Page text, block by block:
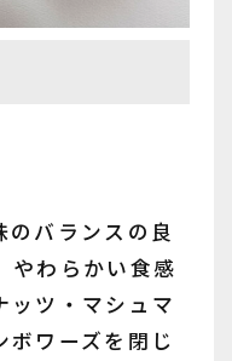
のバランスの良
やわらかい食感
ッツ・マシュマ
ボワーズを閉じ